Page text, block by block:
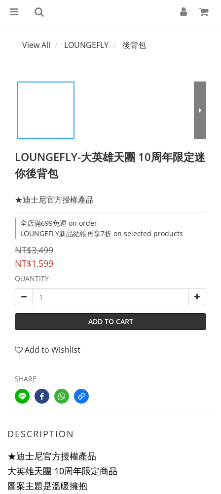
View All LOUNGEFLY 後背包
LOUNGEFLY-大英雄天團 10周年限定迷
你後背包
★迪士尼官方授權產品
全店滿699免運 on order
LOUNGEFLY新品結帳再享7折 on selected products
NT$3,499
NT$1,599
QUANTITY
ADD TO CART
Add to Wishlist
SHARE
DESCRIPTION
★迪士尼官方授權產品
大英雄天團 10周年限定商品
圖案主題是溫暖擁抱